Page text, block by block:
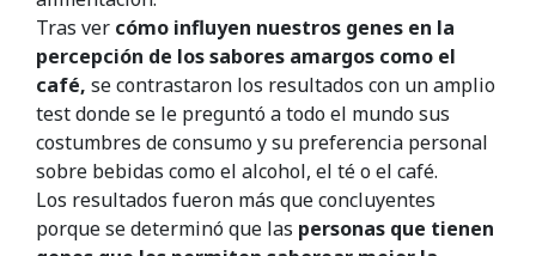
Tras ver cómo influyen nuestros genes en la
percepción de los sabores amargos como el
café, se contrastaron los resultados con un amplio
test donde se le preguntó a todo el mundo sus
costumbres de consumo y su preferencia personal
sobre bebidas como el alcohol, el té o el café.
Los resultados fueron más que concluyentes
porque se determinó que las personas que tienen